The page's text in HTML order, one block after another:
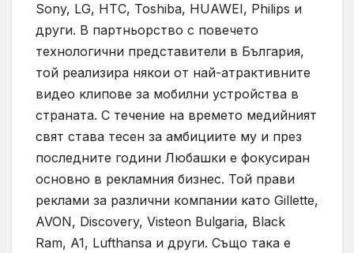
Sony, LG, HTC, Toshiba, HUAWEI, Philips и
други. В партньорство с повечето
технологични представители в България,
той реализира някои от най-атрактивните
видео клипове за мобилни устройства в
страната. С течение на времето медийният
свят става тесен за амбициите му и през
последните години Любашки е фокусиран
основно в рекламния бизнес. Той прави
реклами за различни компании като Gillette,
AVON, Discovery, Visteon Bulgaria, Black
Ram, A1, Lufthansa и други. Също така е